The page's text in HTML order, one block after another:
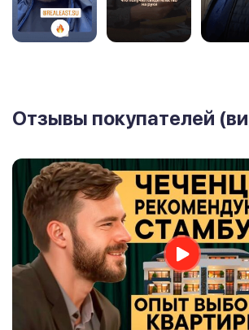
Отзывы покупателей